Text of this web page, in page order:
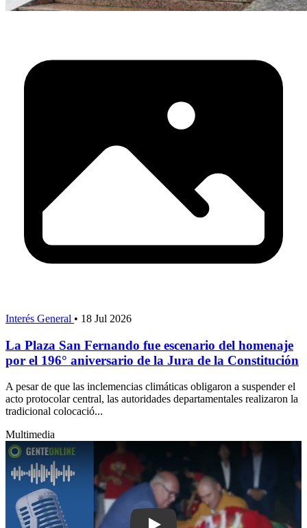
Interés General • 18 Jul 2026
La Plaza San Fernando fue escenario del homenaje
por el 196° aniversario de la Jura de la Constitución
A pesar de que las inclemencias climáticas obligaron a suspender el
acto protocolar central, las autoridades departamentales realizaron la
tradicional colocació...
Multimedia